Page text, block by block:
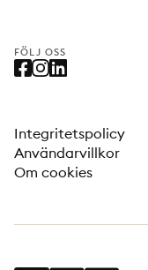
FÖLJ OSS
Integritetspolicy
Användarvillkor
Om cookies